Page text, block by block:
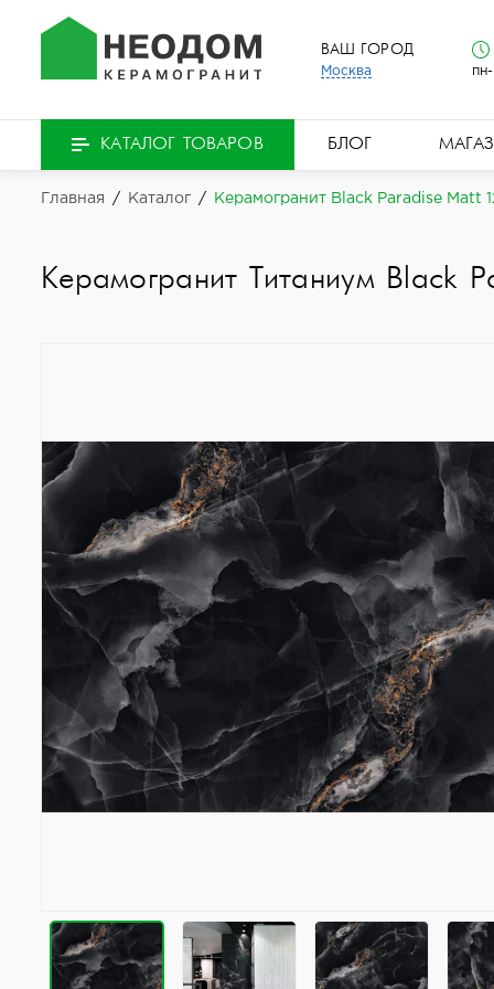
ВАШ ГОРОД
Москва
КАТАЛОГ ТОВАРОВ БЛОГ
Главная / Каталог / Керамогранит Black Paradise Matt
Керамогранит Титаниум Black